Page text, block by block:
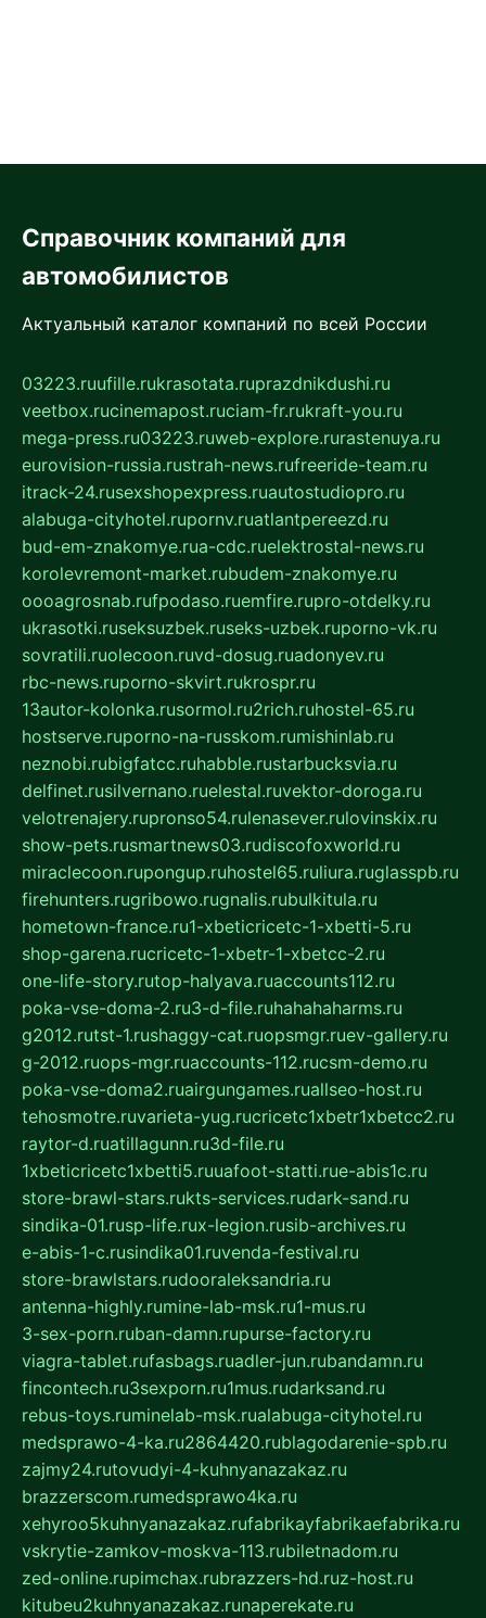
Справочник компаний для
автомобилистов
Актуальный каталог компаний по всей России
03223.ruufille.rukrasotata.ruprazdnikdushi.ru
veetbox.rucinemapost.ruciam-fr.rukraft-you.ru
mega-press.ru03223.ruweb-explore.rurastenuya.ru
eurovision-russia.rustrah-news.rufreeride-team.ru
itrack-24.rusexshopexpress.ruautostudiopro.ru
alabuga-cityhotel.rupornv.ruatlantpereezd.ru
bud-em-znakomye.rua-cdc.ruelektrostal-news.ru
korolevremont-market.rubudem-znakomye.ru
oooagrosnab.rufpodaso.ruemfire.rupro-otdelky.ru
ukrasotki.ruseksuzbek.ruseks-uzbek.ruporno-vk.ru
sovratili.ruolecoon.ruvd-dosug.ruadonyev.ru
rbc-news.ruporno-skvirt.rukrospr.ru
13autor-kolonka.rusormol.ru2rich.ruhostel-65.ru
hostserve.ruporno-na-russkom.rumishinlab.ru
neznobi.rubigfatcc.ruhabble.rustarbucksvia.ru
delfinet.rusilvernano.ruelestal.ruvektor-doroga.ru
velotrenajery.rupronso54.rulenasever.rulovinskix.ru
show-pets.rusmartnews03.rudiscofoxworld.ru
miraclecoon.rupongup.ruhostel65.ruliura.ruglasspb.ru
firehunters.rugribowo.rugnalis.rubulkitula.ru
hometown-france.ru1-xbeticricetc-1-xbetti-5.ru
shop-garena.rucricetc-1-xbetr-1-xbetcc-2.ru
one-life-story.rutop-halyava.ruaccounts112.ru
poka-vse-doma-2.ru3-d-file.ruhahahaharms.ru
g2012.rutst-1.rushaggy-cat.ruopsmgr.ruev-gallery.ru
g-2012.ruops-mgr.ruaccounts-112.rucsm-demo.ru
poka-vse-doma2.ruairgungames.ruallseo-host.ru
tehosmotre.ruvarieta-yug.rucricetc1xbetr1xbetcc2.ru
raytor-d.ruatillagunn.ru3d-file.ru
1xbeticricetc1xbetti5.ruuafoot-statti.rue-abis1c.ru
store-brawl-stars.rukts-services.rudark-sand.ru
sindika-01.rusp-life.rux-legion.rusib-archives.ru
e-abis-1-c.rusindika01.ruvenda-festival.ru
store-brawlstars.rudooraleksandria.ru
antenna-highly.rumine-lab-msk.ru1-mus.ru
3-sex-porn.ruban-damn.rupurse-factory.ru
viagra-tablet.rufasbags.ruadler-jun.rubandamn.ru
fincontech.ru3sexporn.ru1mus.rudarksand.ru
rebus-toys.ruminelab-msk.rualabuga-cityhotel.ru
medsprawo-4-ka.ru2864420.rublagodarenie-spb.ru
zajmy24.rutovudyi-4-kuhnyanazakaz.ru
brazzerscom.rumedsprawo4ka.ru
xehyroo5kuhnyanazakaz.rufabrikayfabrikaefabrika.ru
vskrytie-zamkov-moskva-113.rubiletnadom.ru
zed-online.rupimchax.rubrazzers-hd.ruz-host.ru
kitubeu2kuhnyanazakaz.runaperekate.ru